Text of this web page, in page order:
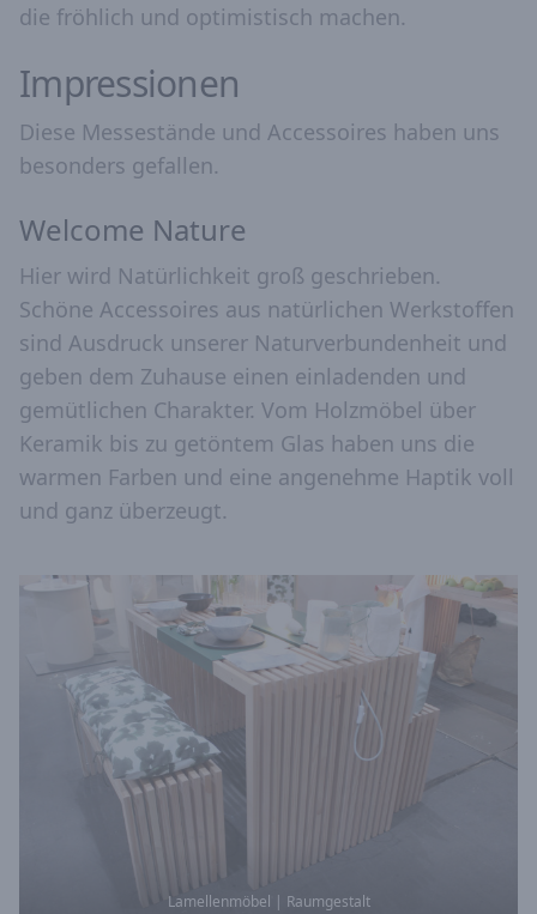
die fröhlich und optimistisch machen.
Impressionen
Diese Messestände und Accessoires haben uns
besonders gefallen.
Welcome Nature
Hier wird Natürlichkeit groß geschrieben.
Schöne Accessoires aus natürlichen Werkstoffen
sind Ausdruck unserer Naturverbundenheit und
geben dem Zuhause einen einladenden und
gemütlichen Charakter. Vom Holzmöbel über
Keramik bis zu getöntem Glas haben uns die
warmen Farben und eine angenehme Haptik voll
und ganz überzeugt.
Lamellenmöbel | Raumgestalt